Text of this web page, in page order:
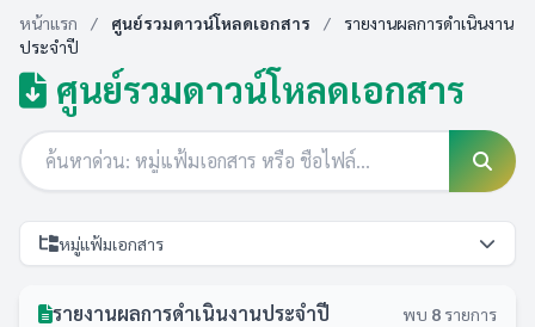
หน้าแรก / ศูนย์รวมดาวน์โหลดเอกสาร /
รายงานผลการดำเนินงาน
ประจำปี
ศูนย์รวมดาวน์โหลดเอกสาร
หมู่แฟ้มเอกสาร
รายงานผลการดำเนินงานประจำปี พบ 8 รายการ